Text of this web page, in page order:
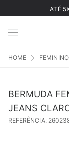
ATÉ
FEMININO
BERMUDA
JEANS
REFERÊNCIA: